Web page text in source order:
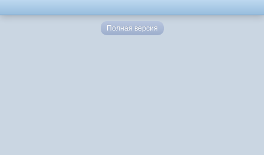
Полная версия